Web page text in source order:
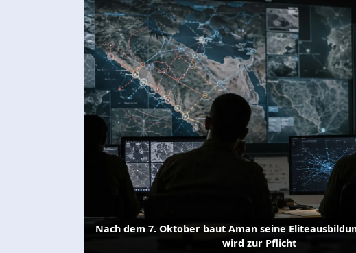
Nach dem 7. Oktober baut Aman seine
wird zur Pflicht